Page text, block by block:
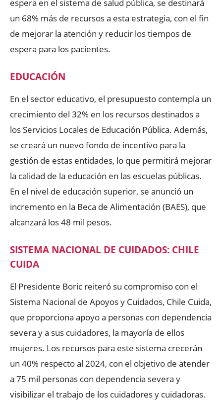
espera en el sistema de salud pública, se destinará
un 68% más de recursos a esta estrategia, con el fin
de mejorar la atención y reducir los tiempos de
espera para los pacientes.
EDUCACIÓN
En el sector educativo, el presupuesto contempla un
crecimiento del 32% en los recursos destinados a
los Servicios Locales de Educación Pública. Además,
se creará un nuevo fondo de incentivo para la
gestión de estas entidades, lo que permitirá mejorar
la calidad de la educación en las escuelas públicas.
En el nivel de educación superior, se anunció un
incremento en la Beca de Alimentación (BAES), que
alcanzará los 48 mil pesos.
SISTEMA NACIONAL DE CUIDADOS: CHILE
CUIDA
El Presidente Boric reiteró su compromiso con el
Sistema Nacional de Apoyos y Cuidados, Chile Cuida,
que proporciona apoyo a personas con dependencia
severa y a sus cuidadores, la mayoría de ellos
mujeres. Los recursos para este sistema crecerán
un 40% respecto al 2024, con el objetivo de atender
a 75 mil personas con dependencia severa y
visibilizar el trabajo de los cuidadores y cuidadoras.